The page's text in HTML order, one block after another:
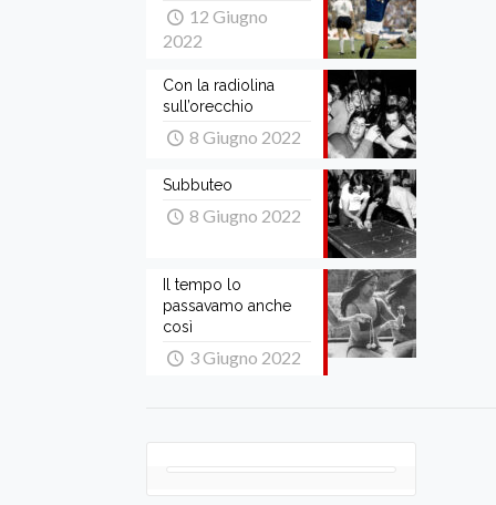
12 Giugno
2022
Con la radiolina
sull’orecchio
8 Giugno 2022
Subbuteo
8 Giugno 2022
Il tempo lo
passavamo anche
così
3 Giugno 2022